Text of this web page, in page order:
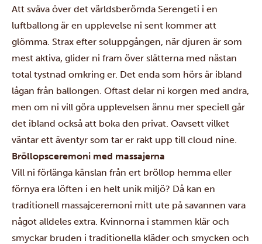
Att sväva över det världsberömda Serengeti i en
luftballong är en upplevelse ni sent kommer att
glömma. Strax efter soluppgången, när djuren är som
mest aktiva, glider ni fram över slätterna med nästan
total tystnad omkring er. Det enda som hörs är ibland
lågan från ballongen. Oftast delar ni korgen med andra,
men om ni vill göra upplevelsen ännu mer speciell går
det ibland också att boka den privat. Oavsett vilket
väntar ett äventyr som tar er rakt upp till cloud nine.
Bröllopsceremoni med massajerna
Vill ni förlänga känslan från ert bröllop hemma eller
förnya era löften i en helt unik miljö? Då kan en
traditionell massajceremoni mitt ute på savannen vara
något alldeles extra. Kvinnorna i stammen klär och
smyckar bruden i traditionella kläder och smycken och